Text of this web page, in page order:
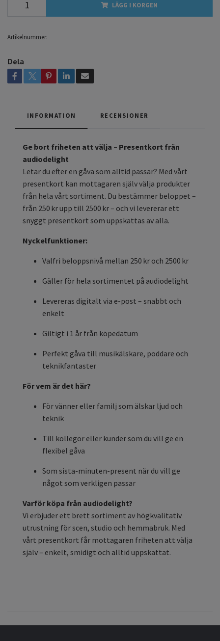
LÄGG I KORGEN
Artikelnummer:
Dela
INFORMATION RECENSIONER
Ge bort friheten att välja – Presentkort från
audiodelight
Letar du efter en gåva som alltid passar? Med vårt
presentkort kan mottagaren själv välja produkter
från hela vårt sortiment. Du bestämmer beloppet –
från 250 kr upp till 2500 kr – och vi levererar ett
snyggt presentkort som uppskattas av alla.
Nyckelfunktioner:
Valfri beloppsnivå mellan 250 kr och 2500 kr
Gäller för hela sortimentet på audiodelight
Levereras digitalt via e-post – snabbt och
enkelt
Giltigt i 1 år från köpedatum
Perfekt gåva till musikälskare, poddare och
teknikfantaster
För vem är det här?
För vänner eller familj som älskar ljud och
teknik
Till kollegor eller kunder som du vill ge en
flexibel gåva
Som sista-minuten-present när du vill ge
något som verkligen passar
Varför köpa från audiodelight?
Vi erbjuder ett brett sortiment av högkvalitativ
utrustning för scen, studio och hemmabruk. Med
vårt presentkort får mottagaren friheten att välja
själv – enkelt, smidigt och alltid uppskattat.